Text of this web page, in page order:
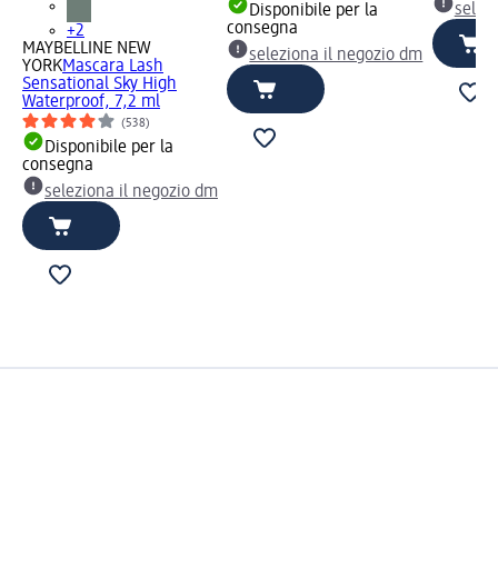
+2
MAYBELLINE NEW
YORKMascara Lash
Sensational Sky High
Waterproof, 7,2 ml
(538)
Disponibile per la
consegna
seleziona il negozio dm
Disponibile per la
consegna
seleziona il negozio dm